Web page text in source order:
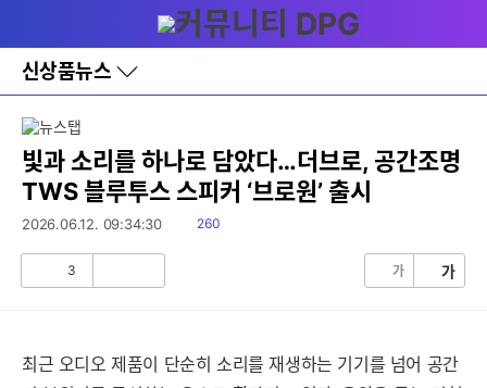
와
홈
신상품뉴스
바
로
레
이
어
창
토
빛과 소리를 하나로 담았다…더브로, 공간조명
TWS 블루투스 스피커 ‘브로원’ 출시
2026.06.12. 09:34:30
읽
260
3 가 가
최근 오디오 제품이 단순히 소리를 재생하는 기기를 넘어 공간